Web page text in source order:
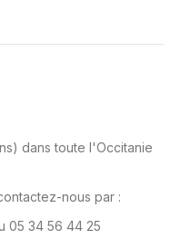
dans toute l'Occitanie
nous par :
05 34 56 44 25